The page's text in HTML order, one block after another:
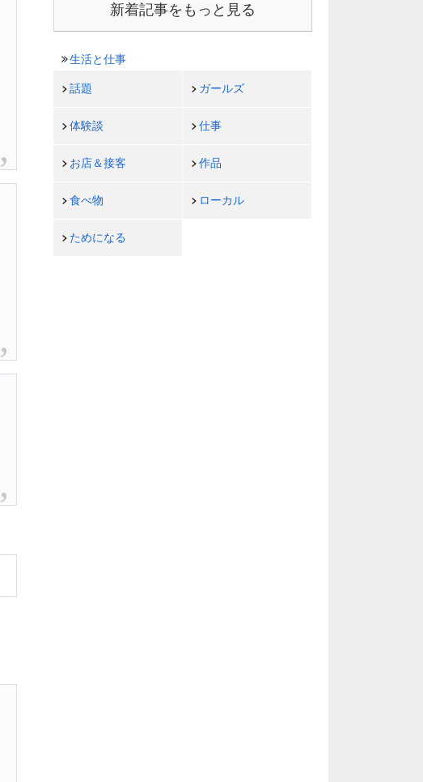
新着記事をもっと見る
生活と仕事
話題 ガールズ
体験談 仕事
お店＆接客 作品
食べ物 ローカル
ためになる